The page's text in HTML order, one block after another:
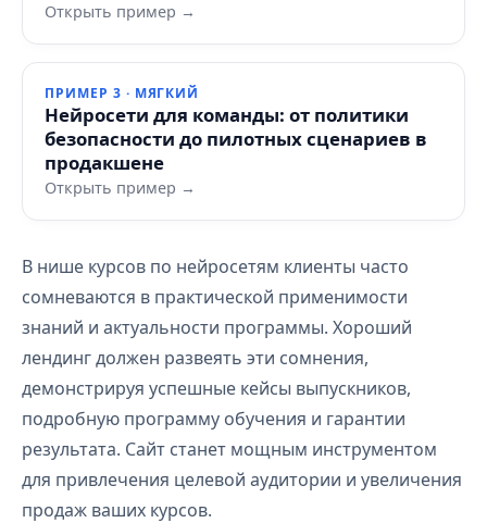
Открыть пример →
ПРИМЕР 3 · МЯГКИЙ
Нейросети для команды: от политики
безопасности до пилотных сценариев в
продакшене
Открыть пример →
В нише курсов по нейросетям клиенты часто
сомневаются в практической применимости
знаний и актуальности программы. Хороший
лендинг должен развеять эти сомнения,
демонстрируя успешные кейсы выпускников,
подробную программу обучения и гарантии
результата. Сайт станет мощным инструментом
для привлечения целевой аудитории и увеличения
продаж ваших курсов.